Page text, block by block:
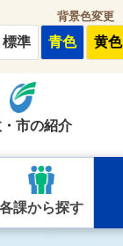
背景色変更
標準 青色 黄色
市の紹介
各課から探す